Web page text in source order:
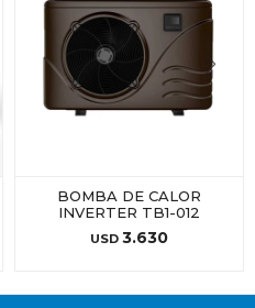
BOMBA DE CALOR
INVERTER TB1-012
USD 3.630